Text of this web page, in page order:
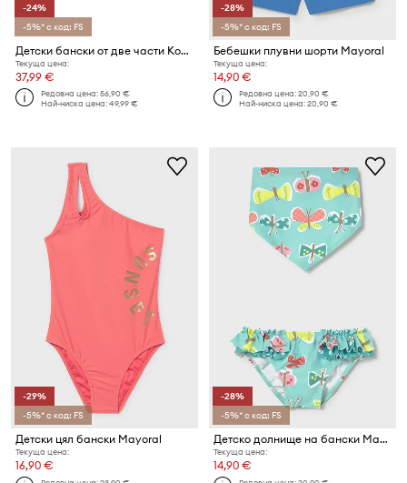
-24%
-5%* с код: FS
Детски бански от две части Konges Sløjd ETTA BIKINI
Текуща цена:
37,99 €
Редовна цена:56,90 €
Най-ниска цена:49,99 €
-28%
-5%* с код: FS
Бебешки плувни шорти Mayoral
Текуща цена:
14,90 €
Редовна цена:20,90 €
Най-ниска цена:20,90 €
-29%
-5%* с код: FS
Детски цял бански Mayoral
Текуща цена:
16,90 €
-28%
-5%* с код: FS
Детско долнище на бански Mayoral
Текуща цена:
14,90 €